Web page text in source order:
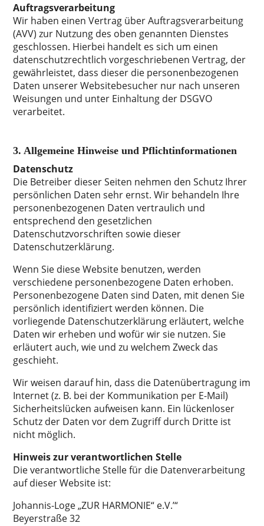
Auftragsverarbeitung
Wir haben einen Vertrag über Auftragsverarbeitung
(AVV) zur Nutzung des oben genannten Dienstes
geschlossen. Hierbei handelt es sich um einen
datenschutzrechtlich vorgeschriebenen Vertrag, der
gewährleistet, dass dieser die personenbezogenen
Daten unserer Websitebesucher nur nach unseren
Weisungen und unter Einhaltung der DSGVO
verarbeitet.
3. Allgemeine Hinweise und Pflichtinformationen
Datenschutz
Die Betreiber dieser Seiten nehmen den Schutz Ihrer
persönlichen Daten sehr ernst. Wir behandeln Ihre
personenbezogenen Daten vertraulich und
entsprechend den gesetzlichen
Datenschutzvorschriften sowie dieser
Datenschutzerklärung.
Wenn Sie diese Website benutzen, werden
verschiedene personenbezogene Daten erhoben.
Personenbezogene Daten sind Daten, mit denen Sie
persönlich identifiziert werden können. Die
vorliegende Datenschutzerklärung erläutert, welche
Daten wir erheben und wofür wir sie nutzen. Sie
erläutert auch, wie und zu welchem Zweck das
geschieht.
Wir weisen darauf hin, dass die Datenübertragung im
Internet (z. B. bei der Kommunikation per E-Mail)
Sicherheitslücken aufweisen kann. Ein lückenloser
Schutz der Daten vor dem Zugriff durch Dritte ist
nicht möglich.
Hinweis zur verantwortlichen Stelle
Die verantwortliche Stelle für die Datenverarbeitung
auf dieser Website ist:
Johannis-Loge „ZUR HARMONIE“ e.V.’“
Beyerstraße 32